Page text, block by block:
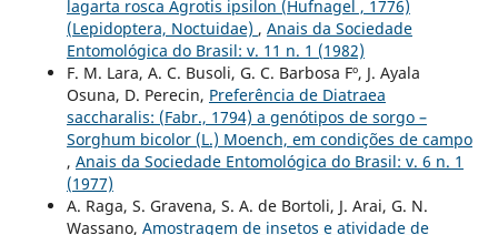
lagarta rosca Agrotis ipsilon (Hufnagel , 1776)
(Lepidoptera, Noctuidae) , Anais da Sociedade
Entomológica do Brasil: v. 11 n. 1 (1982)
F. M. Lara, A. C. Busoli, G. C. Barbosa Fº, J. Ayala
Osuna, D. Perecin, Preferência de Diatraea
saccharalis: (Fabr., 1794) a genótipos de sorgo –
Sorghum bicolor (L.) Moench, em condições de campo
, Anais da Sociedade Entomológica do Brasil: v. 6 n. 1
(1977)
A. Raga, S. Gravena, S. A. de Bortoli, J. Arai, G. N.
Wassano, Amostragem de insetos e atividade de